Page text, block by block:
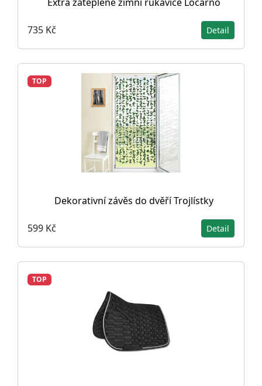
735 Kč Detail
TOP
Dekorativní závěs do dvěří Trojlístky
599 Kč Detail
TOP